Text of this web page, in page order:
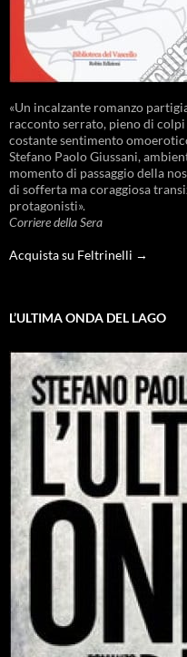
«Un incalzante romanzo
racconto serrato, pieno di
costante sentimento
Stefano Paolo Giussani,
momento di passaggio della
di sofferta ma coraggiosa
protagonisti».
Corriere della Sera
Acquista su Feltrinelli →
L’ULTIMA ONDA DEL LAGO